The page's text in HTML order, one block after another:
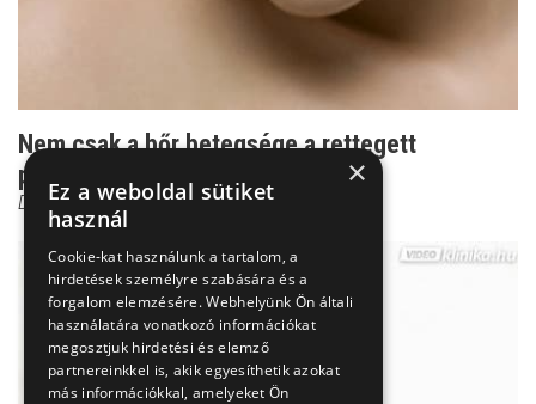
Nem csak a bőr betegsége a rettegett
pikkelysömör
Dr. Wikonkál Norbert
×
Ez a weboldal sütiket
használ
Cookie-kat használunk a tartalom, a
hirdetések személyre szabására és a
forgalom elemzésére. Webhelyünk Ön általi
használatára vonatkozó információkat
megosztjuk hirdetési és elemző
partnereinkkel is, akik egyesíthetik azokat
más információkkal, amelyeket Ön